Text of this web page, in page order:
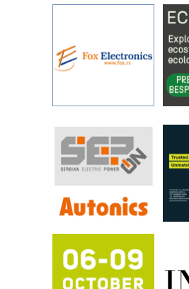
IBeRTIM - oprema za
kontrole kvaliteta
STAUFF –
povećavaju
pouzdanost u transferu
Filtration Group
rešenja za filtraciju u
procesnim sistemima
RILINEX kompanije
FANUC: Najbolje za
Efikasno upravljanje
Automatizacija
(Shelf-Ready) omotnice